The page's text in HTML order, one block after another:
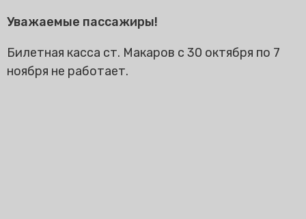
Уважаемые пассажиры!
Билетная касса ст. Макаров с 30 октября по 7
ноября не работает.